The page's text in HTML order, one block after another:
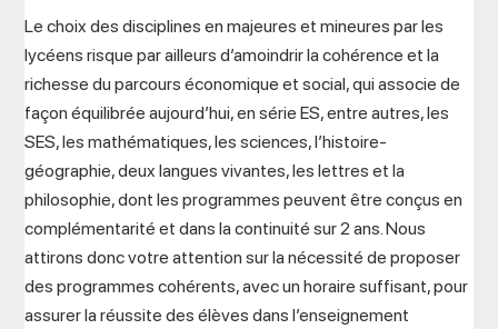
Le choix des disciplines en majeures et mineures par les
lycéens risque par ailleurs d’amoindrir la cohérence et la
richesse du parcours économique et social, qui associe de
façon équilibrée aujourd’hui, en série ES, entre autres, les
SES, les mathématiques, les sciences, l’histoire-
géographie, deux langues vivantes, les lettres et la
philosophie, dont les programmes peuvent être conçus en
complémentarité et dans la continuité sur 2 ans. Nous
attirons donc votre attention sur la nécessité de proposer
des programmes cohérents, avec un horaire suffisant, pour
assurer la réussite des élèves dans l’enseignement